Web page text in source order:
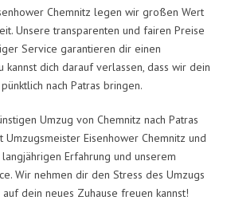
Chemnitz legen wir großen Wert
Unsere transparenten und fairen Preise
Service garantieren dir einen
kannst dich darauf verlassen, dass wir dein
nach Patras bringen.
Umzug von Chemnitz nach Patras
Eisenhower Chemnitz und
Erfahrung und unserem
Wir nehmen dir den Stress des Umzugs
dein neues Zuhause freuen kannst!